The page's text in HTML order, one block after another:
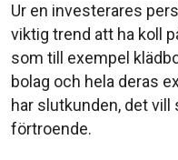
Ur en investerares
viktig trend att ha koll
som till exempel
bolag och hela deras
har slutkunden, det vill
förtroende.